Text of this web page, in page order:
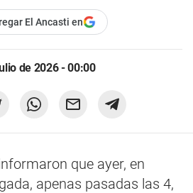
El Ancasti en
de 2026 - 00:00
que ayer, en
apenas pasadas las 4,